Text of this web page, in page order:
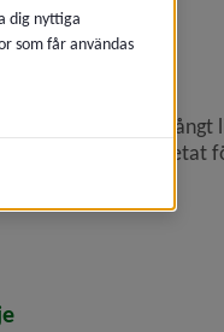
Umeå med ett långt
Hon har arbetat
dig nyttiga
som får användas